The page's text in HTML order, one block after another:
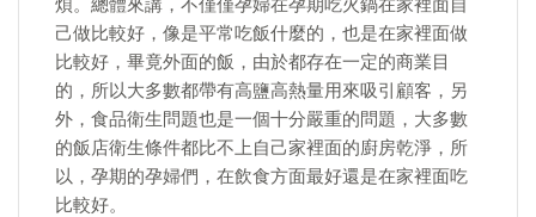
煩。總體來講，不僅僅孕婦在孕期吃火鍋在家裡面自
己做比較好，像是平常吃飯什麼的，也是在家裡面做
比較好，畢竟外面的飯，由於都存在一定的商業目
的，所以大多數都帶有高鹽高熱量用來吸引顧客，另
外，食品衛生問題也是一個十分嚴重的問題，大多數
的飯店衛生條件都比不上自己家裡面的廚房乾淨，所
以，孕期的孕婦們，在飲食方面最好還是在家裡面吃
比較好。